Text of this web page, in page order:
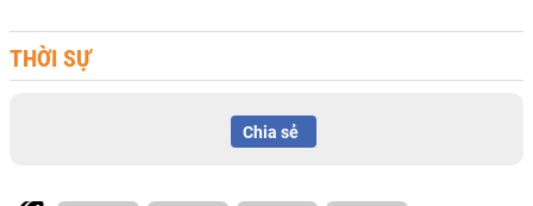
THỜI SỰ
Chia sẻ